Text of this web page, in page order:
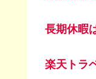
長期休暇
楽天トラ